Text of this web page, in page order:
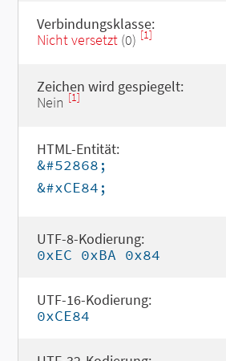
Verbindungsklasse:
Nicht versetzt(0) [1]
Zeichen wird gespiegelt:
Nein [1]
HTML-Entität:
&#52868;
&#xCE84;
UTF-8-Kodierung:
0xEC 0xBA 0x84
UTF-16-Kodierung:
0xCE84